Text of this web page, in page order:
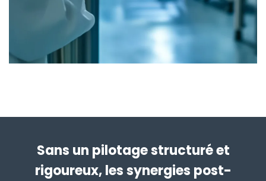
Sans un pilotage structuré et
rigoureux, les synergies post-